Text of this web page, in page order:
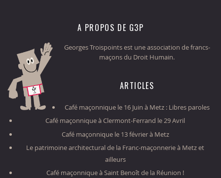
A PROPOS DE G3P
Georges Troispoints est une association de francs-
maçons du Droit Humain.
ARTICLES
Café maçonnique le 16 Juin à Metz : Libres paroles
Café maçonnique à Clermont-Ferrand le 29 Avril
Café maçonnique le 13 février à Metz
Le patrimoine architectural de la Franc-maçonnerie à Metz et
ailleurs
Café maçonnique à Saint Benoît de la Réunion !